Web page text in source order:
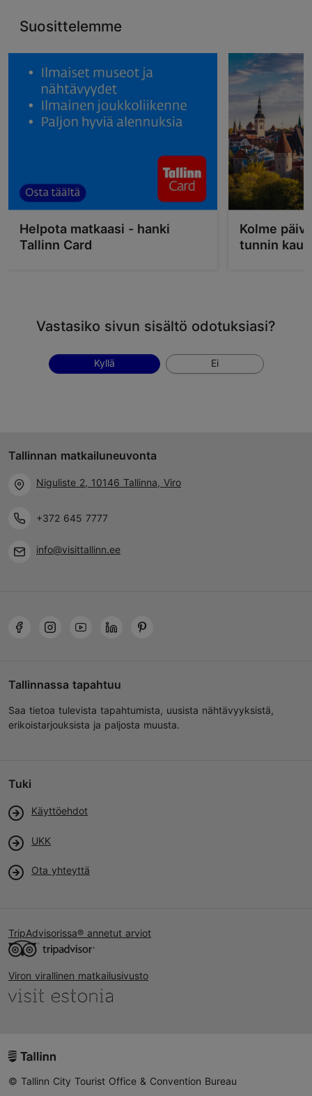
Suosittelemme
Helpota matkaasi - hanki
Tallinn Card
Kolme
tunnin
Vastasiko sivun sisältö odotuksiasi?
Kyllä Ei
Tallinnan matkailuneuvonta
Niguliste 2, 10146 Tallinna, Viro
+372 645 7777
info@visittallinn.ee
Tallinnassa tapahtuu
Saa tietoa tulevista tapahtumista, uusista nähtävyyksistä,
erikoistarjouksista ja paljosta muusta.
Tuki
Käyttöehdot
UKK
Ota yhteyttä
TripAdvisorissa® annetut arviot
Viron virallinen matkailusivusto
© Tallinn City Tourist Office & Convention Bureau